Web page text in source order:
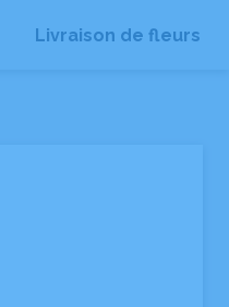
Livraison de fleurs